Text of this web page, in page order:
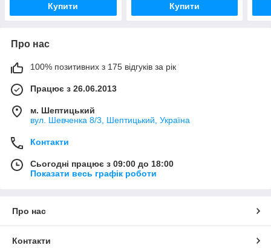
Купити Купити
Про нас
100% позитивних з 175 відгуків за рік
Працює з 26.06.2013
м. Шептицький
вул. Шевченка 8/3, Шептицький, Україна
Контакти
Сьогодні працює з 09:00 до 18:00
Показати весь графік роботи
Про нас
Контакти